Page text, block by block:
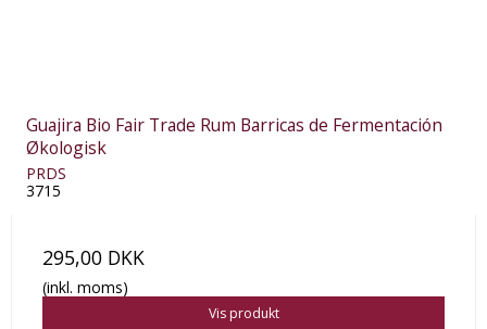
Guajira Bio Fair Trade Rum Barricas de Fermentación
Økologisk
PRDS
3715
295,00 DKK
(inkl. moms)
Vis produkt